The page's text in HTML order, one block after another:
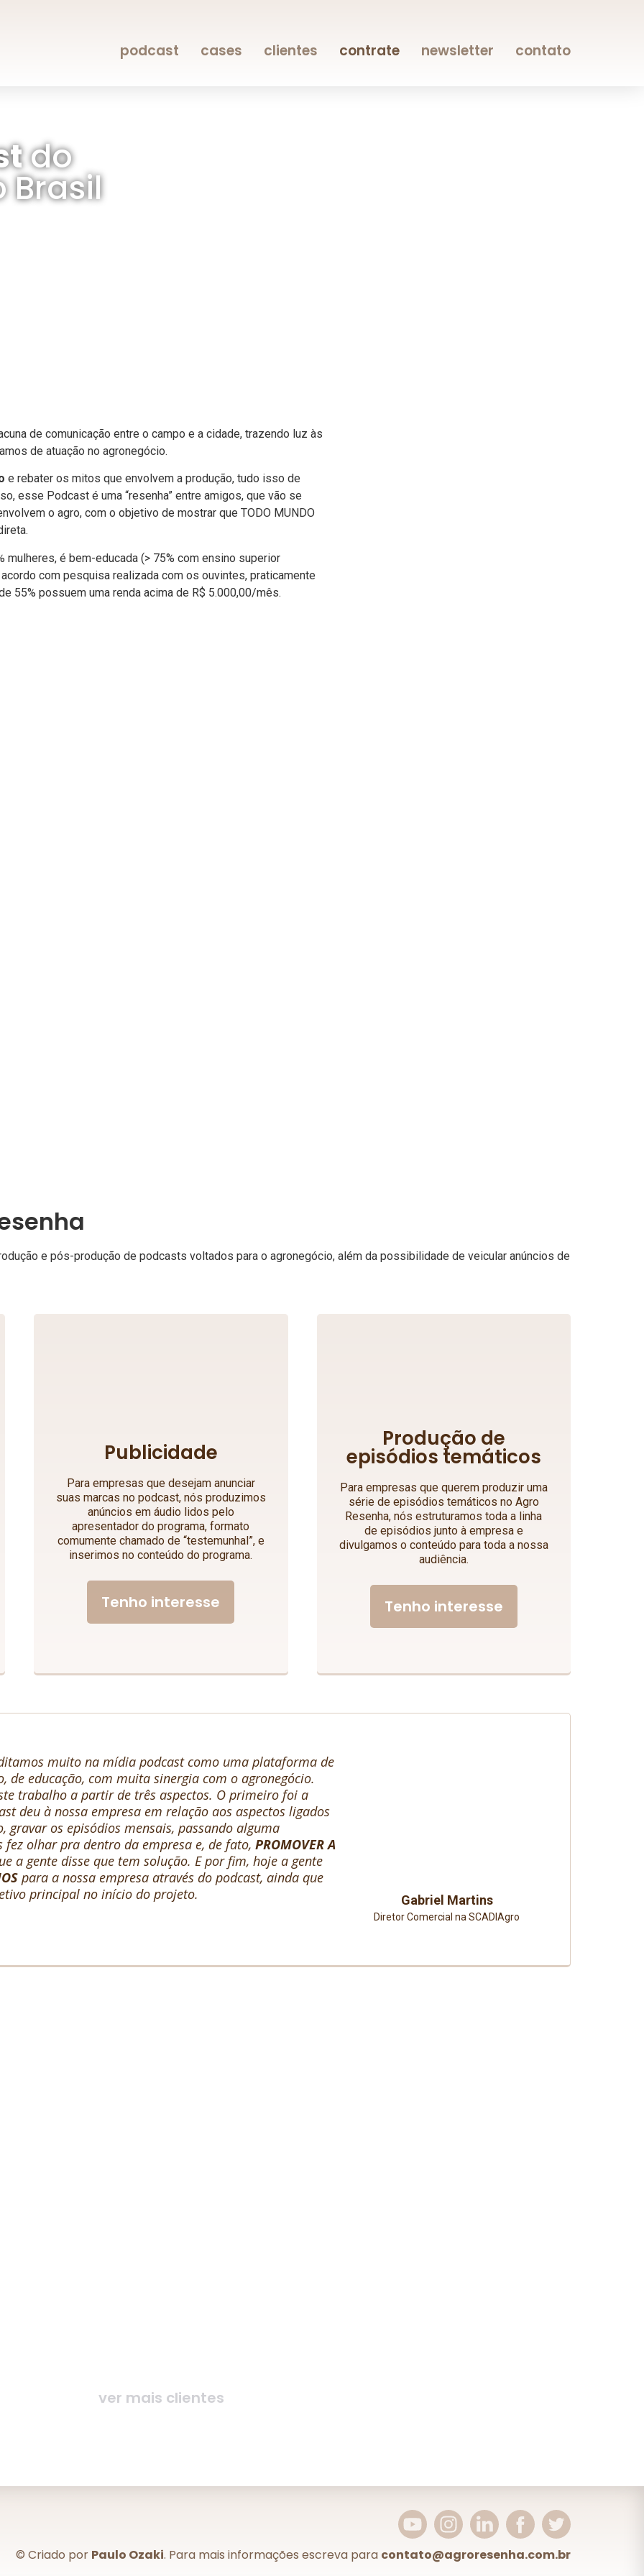
podcast cases clientes contrate newsletter contato
do
Brasil
de comunicação entre o campo e a cidade, trazendo luz às
de atuação no agronegócio.
e rebater os mitos que envolvem a produção, tudo isso de
esse Podcast é uma “resenha” entre amigos, que vão se
o agro, com o objetivo de mostrar que TODO MUNDO
mulheres, é bem-educada (> 75% com ensino superior
com pesquisa realizada com os ouvintes, praticamente
55% possuem uma renda acima de R$ 5.000,00/mês.
e pós-produção de podcasts voltados para o agronegócio, além da possibilidade de veicular anúncios de
Publicidade
Para empresas que desejam anunciar
suas marcas no podcast, nós produzimos
anúncios em áudio lidos pelo
apresentador do programa, formato
comumente chamado de “testemunhal”, e
inserimos no conteúdo do programa.
Tenho interesse
Produção de
episódios temáticos
Para empresas que querem produzir uma
série de episódios temáticos no Agro
Resenha, nós estruturamos toda a linha
de episódios junto à empresa e
divulgamos o conteúdo para toda a nossa
audiência.
Tenho interesse
muito na mídia podcast como uma plataforma de
de educação, com muita sinergia com o agronegócio.
trabalho a partir de três aspectos. O primeiro foi a
deu à nossa empresa em relação aos aspectos ligados
gravar os episódios mensais, passando alguma
fez olhar pra dentro da empresa e, de fato, PROMOVER A
a gente disse que tem solução. E por fim, hoje a gente
para a nossa empresa através do podcast, ainda que
principal no início do projeto.
Gabriel Martins
Diretor Comercial na SCADIAgro
ver mais clientes
© Criado por Paulo Ozaki. Para mais informações escreva para contato@agroresenha.com.br